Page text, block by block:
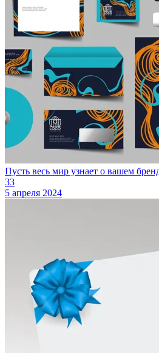
Пусть весь мир узнает о вашем
33
5 апреля 2024